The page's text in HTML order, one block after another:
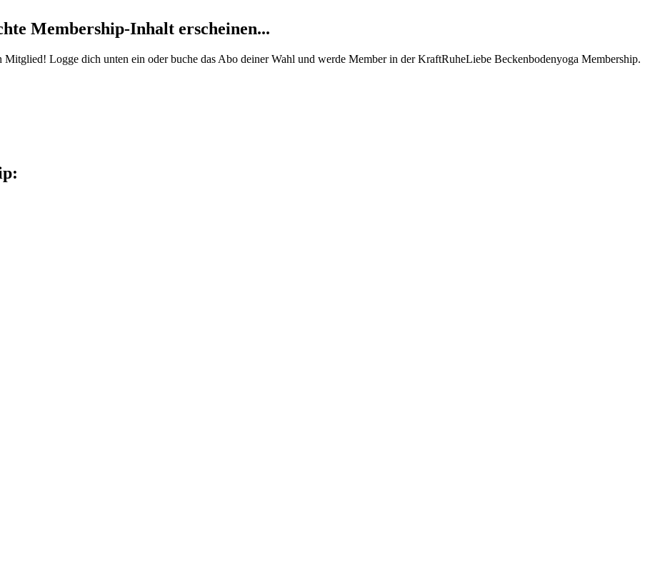
Membership-Inhalt erscheinen...
Logge dich unten ein oder buche das Abo deiner Wahl und werde Member in der KraftRuheLiebe Beckenbodenyoga Membership.